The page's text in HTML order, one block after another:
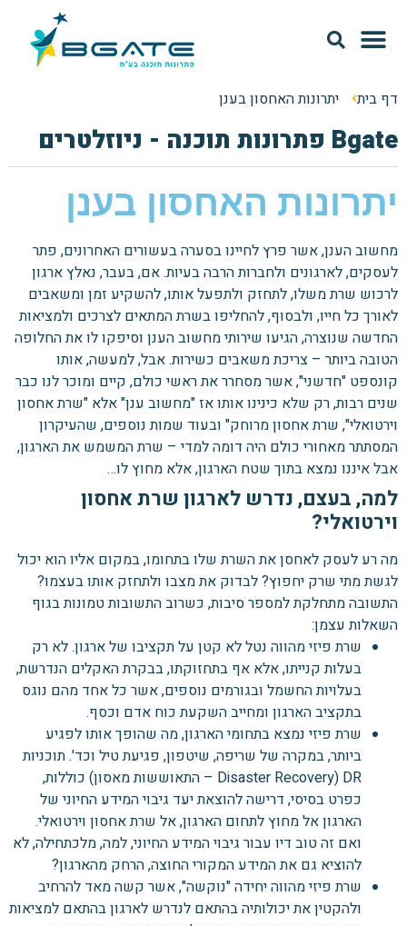
דף בית יתרונות האחסון בענן
Bgate פתרונות תוכנה - ניוזלטרים
יתרונות האחסון בענן
מחשוב הענן, אשר פרץ לחיינו בסערה בעשורים האחרונים, פתר
לעסקים, לארגונים ולחברות הרבה בעיות. אם, בעבר, נאלץ ארגון
לרכוש שרת משלו, לתחזק ולתפעל אותו, להשקיע זמן ומשאבים
לאורך כל חייו, ולבסוף, להחליפו בשרת המתאים לצרכים ולמציאות
החדשה שנוצרה, הגיעו שירותי מחשוב הענן וסיפקו לו את החלופה
הטובה ביותר – צריכת משאבים כשירות. אבל, למעשה, אותו
קונספט "חדשני", אשר מסחרר את ראשי כולם, קיים ומוכר לנו כבר
שנים רבות, רק שלא כינינו אותו אז "מחשוב ענן" אלא "שרת אחסון
וירטואלי", שרת אחסון מרוחק" ובעוד שמות נוספים, שהעיקרון
המסתתר מאחורי כולם היה דומה למדי – שרת המשמש את הארגון,
אבל איננו נמצא בתוך שטח הארגון, אלא מחוץ לו…
למה, בעצם, נדרש לארגון שרת אחסון
וירטואלי?
מה רע לעסק לאחסן את השרת שלו בתחומו, במקום אליו הוא יכול
לגשת מתי שרק יחפוץ? לבדוק את מצבו ולתחזק אותו בעצמו?
התשובה מתחלקת למספר סיבות, כשרוב התשובות טמונות בגוף
השאלות עצמן:
שרת פיזי מהווה נטל לא קטן על תקציבו של ארגון. לא רק
בעלות קנייתו, אלא אף בתחזוקתו, בבקרת האקלים הנדרשת,
בעלויות החשמל ובגורמים נוספים, אשר כל אחד מהם נוגס
בתקציב הארגון ומחייב השקעת כוח אדם וכסף.
שרת פיזי נמצא בתחומי הארגון, מה שהופך אותו לפגיע
ביותר, במקרה של שריפה, שיטפון, פגיעת טיל וכד'. תוכניות
DR (Disaster Recovery – התאוששות מאסון) כוללות,
כפרט בסיסי, דרישה להוצאת יעד גיבוי המידע החיוני של
הארגון אל מחוץ לתחום הארגון, אל שרת אחסון וירטואלי.
ואם זה טוב דיו עבור גיבוי המידע החיוני, למה, מלכתחילה, לא
להוציא גם את המידע המקורי החוצה, הרחק מהארגון?
שרת פיזי מהווה יחידה "נוקשה", אשר קשה מאד להרחיב
ולהקטין את יכולותיה בהתאם לנדרש לארגון בהתאם למציאות